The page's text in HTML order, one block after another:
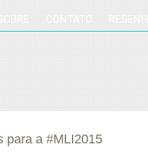
para a #MLI2015